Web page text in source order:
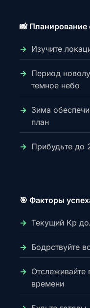
📸
Изучите
Период
темное небо
Зима
план
Прибудьте до
🎯 Факторы
Текущий Kp
Бодрствуйте
Отслеживайте
времени